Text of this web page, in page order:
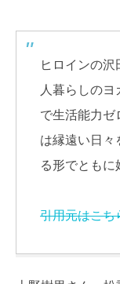
ヒロインの沢
人暮らしの
で生活能力ゼ
は縁遠い日々
る形でともに
引用元はこち